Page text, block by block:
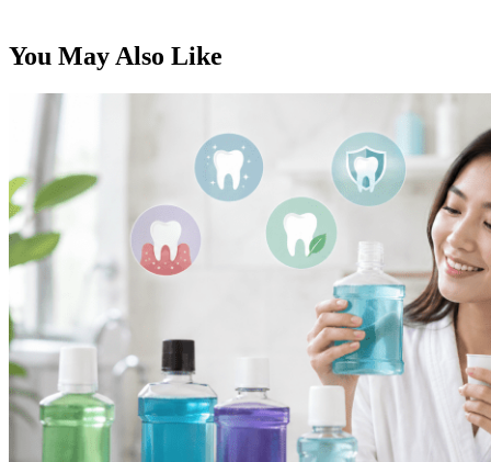
You May Also Like